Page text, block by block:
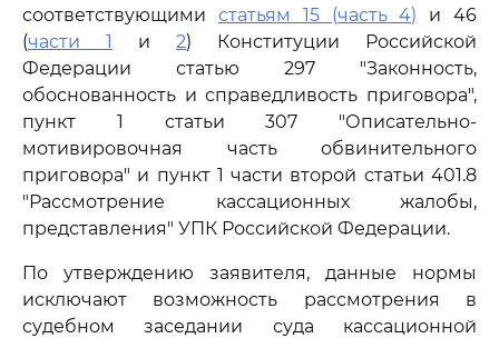
соответствующими статьям 15 (часть 4) и 46
(части 1 и 2) Конституции Российской
Федерации статью 297 "Законность,
обоснованность и справедливость приговора",
пункт 1 статьи 307 "Описательно-
мотивировочная часть обвинительного
приговора" и пункт 1 части второй статьи 401.8
"Рассмотрение кассационных жалобы,
представления" УПК Российской Федерации.
По утверждению заявителя, данные нормы
исключают возможность рассмотрения в
судебном заседании суда кассационной